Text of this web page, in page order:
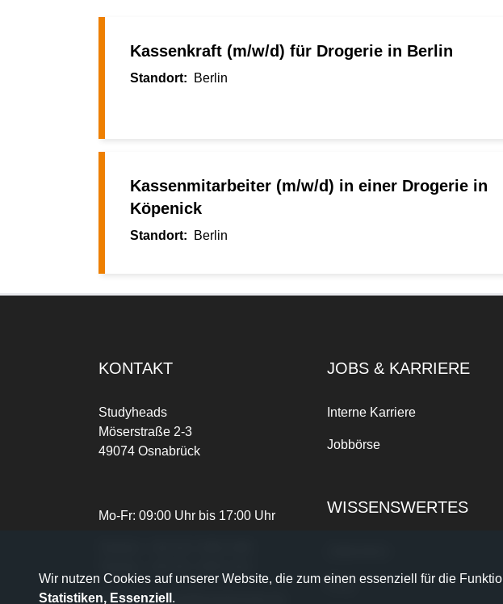
Kassenkraft (m/w/d) für Drogerie in Berlin
Berlin
Kassenmitarbeiter (m/w/d) in einer Drogerie in
Köpenick
Berlin
KONTAKT
Studyheads
Möserstraße 2-3
49074 Osnabrück
Mo-Fr: 09:00 Uhr bis 17:00 Uhr
E-Mail:dein.job@studyheads.de
JOBS & KARRIERE
Interne Karriere
Jobbörse
WISSENSWERTES
Blog
Wir nutzen Cookies auf unserer Website, die zum einen essenziell für die
Statistiken, Essenziell .